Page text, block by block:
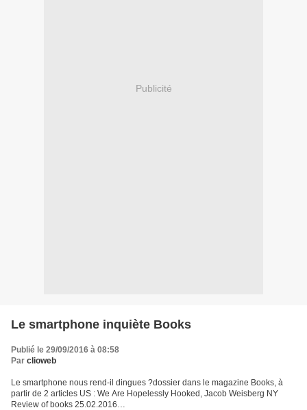
Publicité
Le smartphone inquiète Books
Publié le 29/09/2016 à 08:58
Par clioweb
Le smartphone nous rend-il dingues ?dossier dans le magazine Books, à
partir de 2 articles US : We Are Hopelessly Hooked, Jacob Weisberg NY
Review of books 25.02.2016